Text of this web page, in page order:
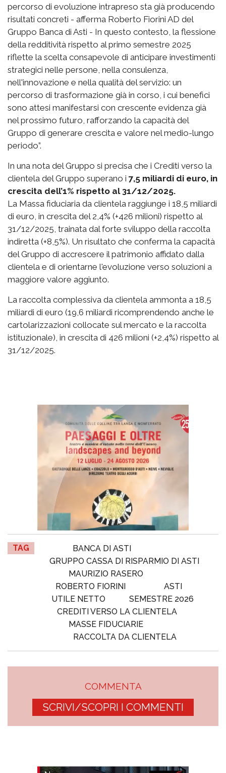
percorso di evoluzione intrapreso sta già producendo
risultati concreti - afferma Roberto Fiorini AD del
Gruppo Banca di Asti - In questo contesto, la flessione
della redditività rispetto al primo semestre 2025
riflette la scelta consapevole di anticipare investimenti
strategici nelle persone, nella consulenza,
nell'innovazione e nella qualità del servizio: un
percorso di trasformazione già in corso, i cui benefici
sono attesi manifestarsi con crescente evidenza già
nel prossimo futuro, rafforzando la capacità del
Gruppo di generare crescita e valore nel medio-lungo
periodo”.
In una nota del Gruppo si precisa che i Crediti verso la
clientela del Gruppo superano i 7,5 miliardi di euro, in
crescita dell’1% rispetto al 31/12/2025.
La Massa fiduciaria da clientela raggiunge i 18,5 miliardi
di euro, in crescita del 2,4% (+426 milioni) rispetto al
31/12/2025, trainata dal forte sviluppo della raccolta
indiretta (+8,5%). Un risultato che conferma la capacità
del Gruppo di accrescere il patrimonio affidato dalla
clientela e di orientarne l'evoluzione verso soluzioni a
maggiore valore aggiunto.
La raccolta complessiva da clientela ammonta a 18,5
miliardi di euro (19,6 miliardi ricomprendendo anche le
cartolarizzazioni collocate sul mercato e la raccolta
istituzionale), in crescita di 426 milioni (+2,4%) rispetto al
31/12/2025.
TAG
BANCA DI ASTI
GRUPPO CASSA DI RISPARMIO DI ASTI
MAURIZIO RASERO
ROBERTO FIORINI
ASTI
UTILE NETTO
SEMESTRE 2026
CREDITI VERSO LA CLIENTELA
MASSE FIDUCIARIE
RACCOLTA DA CLIENTELA
COMMENTA
SCRIVI/SCOPRI I COMMENTI